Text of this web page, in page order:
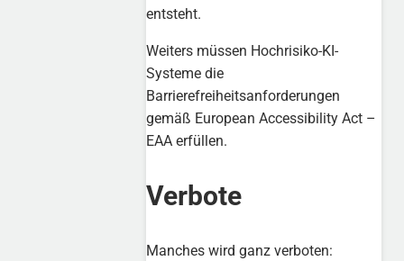
entsteht.
Weiters müssen Hochrisiko-KI-
Systeme die
Barrierefreiheitsanforderungen
gemäß European Accessibility Act –
EAA erfüllen.
Verbote
Manches wird ganz verboten: